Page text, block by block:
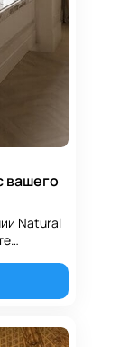
вашего
Natural